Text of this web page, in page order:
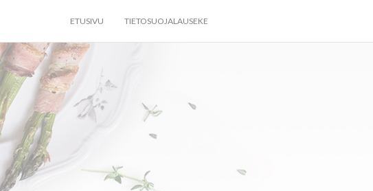
ETUSIVU TIETOSUOJALAUSEKE